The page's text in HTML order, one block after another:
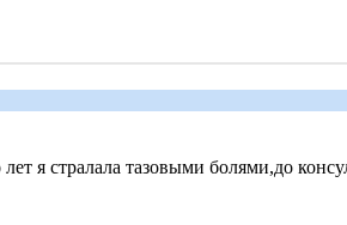
я стралала тазовыми болями,до